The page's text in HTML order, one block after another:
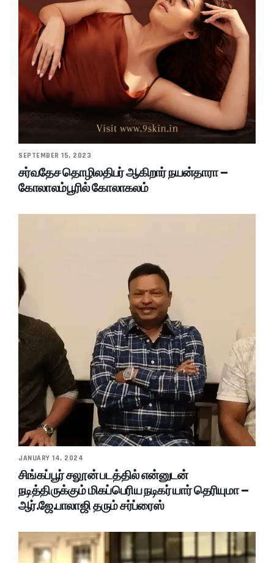
SEPTEMBER 15, 2023
சர்வதேச தொழிலதிபர் ஆகிறார் நயன்தாரா –
கோலாலம்பூரில் கோலாகலம்
JANUARY 14, 2024
சிங்கப்பூர் சலூன் படத்தில் என்னுடன்
நடித்திருக்கும் மிகப்பெரிய நடிகர் யார் தெரியுமா –
ஆர்.ஜே.பாலாஜி தரும் சர்ப்ரைஸ்